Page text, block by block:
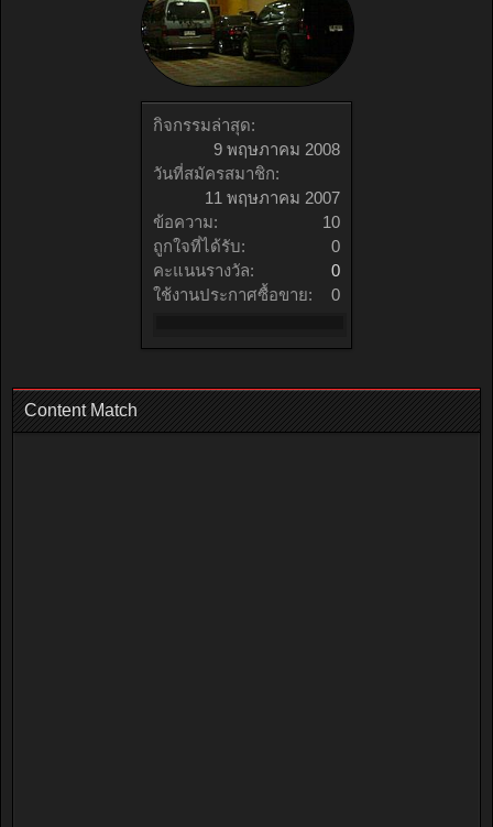
กิจกรรมล่าสุด:
9 พฤษภาคม 2008
วันที่สมัครสมาชิก:
11 พฤษภาคม 2007
ข้อความ:
10
ถูกใจที่ได้รับ:
0
คะแนนรางวัล:
0
ใช้งานประกาศซื้อขาย:
0
Content Match